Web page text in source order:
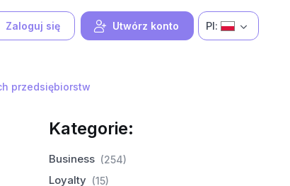
Zaloguj się Utwórz konto Pl:
przedsiębiorstw
Kategorie:
Business (254)
Loyalty (15)